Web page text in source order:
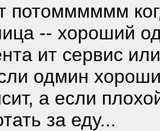
потомммммм
-- хороший
ит сервис
одмин
а если
за еду...